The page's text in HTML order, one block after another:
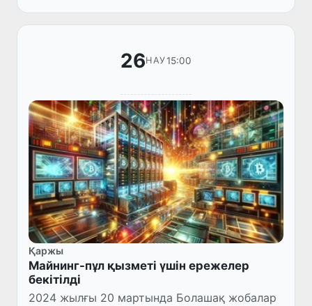
26НАУ15:00
Қаржы
Майнинг-пұл қызметі үшін ережелер
бекітілді
2024 жылғы 20 мартында Болашақ жобалар